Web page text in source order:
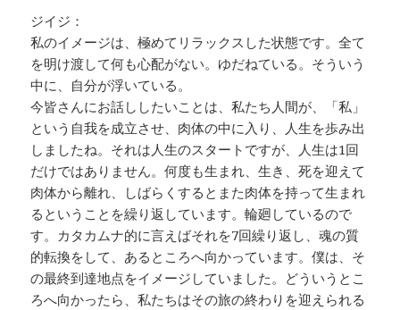
ジイジ：
私のイメージは、極めてリラックスした状態です。全て
を明け渡して何も心配がない。ゆだねている。そういう
中に、自分が浮いている。
今皆さんにお話ししたいことは、私たち人間が、「私」
という自我を成立させ、肉体の中に入り、人生を歩み出
しましたね。それは人生のスタートですが、人生は1回
だけではありません。何度も生まれ、生き、死を迎えて
肉体から離れ、しばらくするとまた肉体を持って生まれ
るということを繰り返しています。輪廻しているので
す。カタカムナ的に言えばそれを7回繰り返し、魂の質
的転換をして、あるところへ向かっています。僕は、そ
の最終到達地点をイメージしていました。どういうとこ
ろへ向かったら、私たちはその旅の終わりを迎えられる